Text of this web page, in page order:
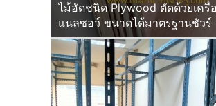
ไม้อัดชนิด Plywood ตัดด้วยเครื่
แนลซอว์ ขนาดได้มาตรฐานชัวร์